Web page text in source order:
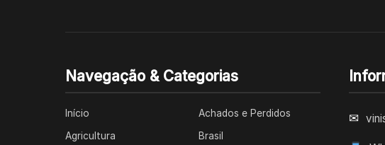
Navegação & Categorias
Início
Achados e Perdidos
Agricultura
Brasil
✉